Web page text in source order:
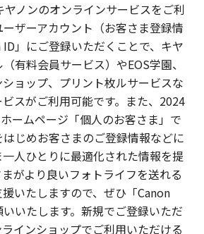
ヤノンのオンラインサービスをご利
ザーアカウント（お客さま登録情
」にご登録いただくことで、キヤ
有料会員サービス）やEOS学園、
ョップ、プリント枚ルサービスな
スがご利用可能です。また、2024
ームページ「個人のお客さま」で
じめお客さまのご登録情報などに
人ひとりに最適化された情報を提
がより良いフォトライフを送れる
いたしますので、ぜひ「Canon
いたします。新規でご登録いただ
インショップでご利用いただける